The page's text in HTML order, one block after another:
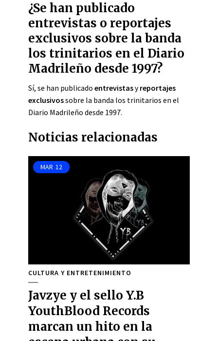
¿Se han publicado
entrevistas o reportajes
exclusivos sobre la banda
los trinitarios en el Diario
Madrileño desde 1997?
Sí, se han publicado entrevistasyreportajes
exclusivossobre la banda los trinitarios en el
Diario Madrileño desde 1997.
Noticias relacionadas
MAR 12
CULTURA Y ENTRETENIMIENTO
Javzye y el sello Y.B
YouthBlood Records
marcan un hito en la